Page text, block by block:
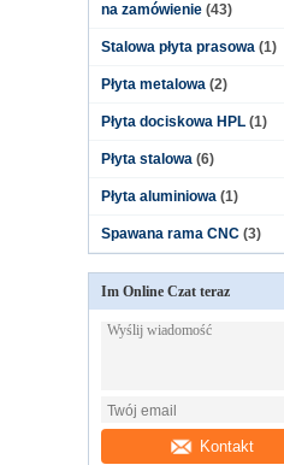
na zamówienie (43)
Stalowa płyta prasowa (1)
Płyta metalowa (2)
Płyta dociskowa HPL (1)
Płyta stalowa (6)
Płyta aluminiowa (1)
Spawana rama CNC (3)
Im Online Czat teraz
Kontakt